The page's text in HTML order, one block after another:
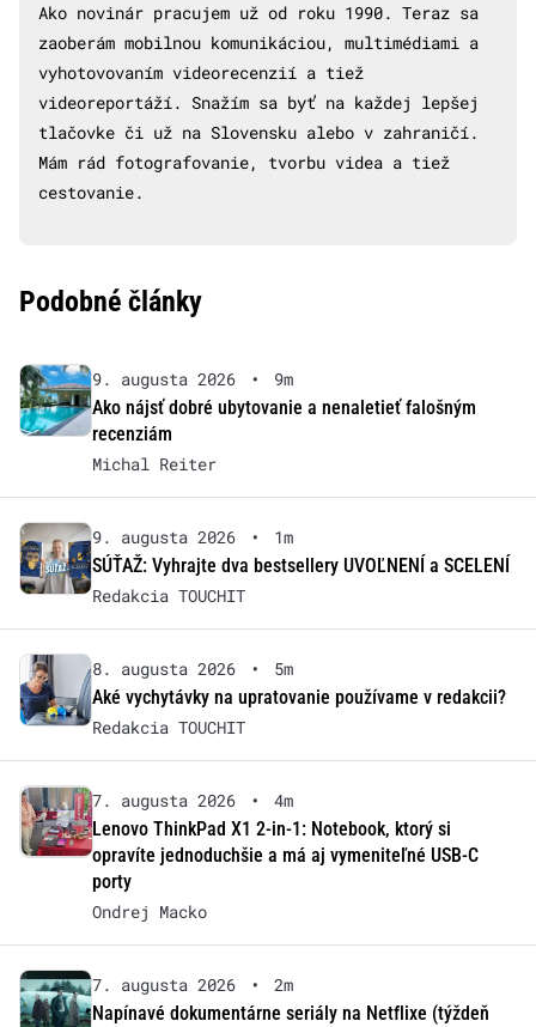
Ako novinár pracujem už od roku 1990. Teraz sa
zaoberám mobilnou komunikáciou, multimédiami a
vyhotovovaním videorecenzií a tiež
videoreportáží. Snažím sa byť na každej lepšej
tlačovke či už na Slovensku alebo v zahraničí.
Mám rád fotografovanie, tvorbu videa a tiež
cestovanie.
Podobné články
9. augusta 2026 •
9m
Ako nájsť dobré ubytovanie a nenaletieť falošným
recenziám
Michal Reiter
9. augusta 2026 •
1m
SÚŤAŽ: Vyhrajte dva bestsellery UVOĽNENÍ a SCELENÍ
Redakcia TOUCHIT
8. augusta 2026 •
5m
Aké vychytávky na upratovanie používame v redakcii?
Redakcia TOUCHIT
7. augusta 2026 •
4m
Lenovo ThinkPad X1 2-in-1: Notebook, ktorý si
opravíte jednoduchšie a má aj vymeniteľné USB-C
porty
Ondrej Macko
7. augusta 2026 •
2m
Napínavé dokumentárne seriály na Netflixe (týždeň